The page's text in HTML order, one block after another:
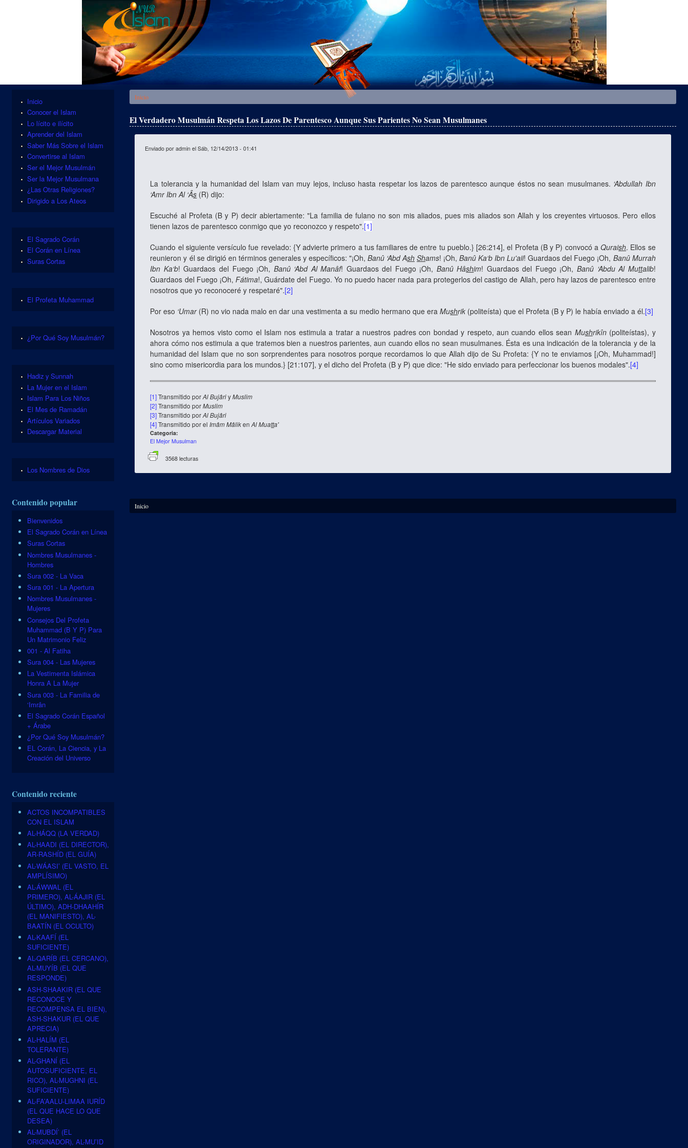
Se encuentra usted aquí
Inicio
El Verdadero Musulmán Respeta Los Lazos De Parentesco Aunque Sus Parientes No Sean Musulmanes
Enviado poradmin el Sáb, 12/14/2013 - 01:41
La tolerancia y la humanidad del Islam van muy lejos, incluso hasta respetar los lazos de parentesco aunque éstos no sean musulmanes. ‘Abdullah Ibn
‘Amr Ibn Al ‘Âs (R) dijo:
Escuché al Profeta (B y P) decir abiertamente: "La familia de fulano no son mis aliados, pues mis aliados son Allah y los creyentes virtuosos. Pero ellos
tienen lazos de parentesco conmigo que yo reconozco y respeto".[1]
Cuando el siguiente versículo fue revelado: {Y advierte primero a tus familiares de entre tu pueblo.} [26:214], el Profeta (B y P) convocó aQuraish. Ellos se
reunieron y él se dirigió en términos generales y específicos: "¡Oh, Banû ‘Abd Ash Shams! ¡Oh,Banû Ka‘b Ibn Lu'aii! Guardaos del Fuego ¡Oh, Banû Murrah
Ibn Ka‘b! Guardaos del Fuego ¡Oh, Banû ‘Abd Al Manâf! Guardaos del Fuego ¡Oh, Banû Hâshim! Guardaos del Fuego ¡Oh,Banû ‘Abdu Al Muttalib!
Guardaos del Fuego ¡Oh,Fátima!, Guárdate del Fuego. Yo no puedo hacer nada para protegerlos del castigo de Allah, pero hay lazos de parentesco entre
nosotros que yo reconoceré y respetaré".[2]
Por eso ‘Umar(R) no vio nada malo en dar una vestimenta a su medio hermano que eraMushrik (politeísta) que el Profeta (B y P) le había enviado a él.[3]
Nosotros ya hemos visto como el Islam nos estimula a tratar a nuestros padres con bondad y respeto, aun cuando ellos sean Mushrikîn(politeístas), y
ahora cómo nos estimula a que tratemos bien a nuestros parientes, aun cuando ellos no sean musulmanes. Ésta es una indicación de la tolerancia y de la
humanidad del Islam que no son sorprendentes para nosotros porque recordamos lo que Allah dijo de Su Profeta: {Y no te enviamos [¡Oh, Muhammad!]
sino como misericordia para los mundos.} [21:107], y el dicho del Profeta (B y P) que dice: "He sido enviado para perfeccionar los buenos modales".[4]
[1]Transmitido porAl BujâriyMuslim
[2]Transmitido porMuslim
[3]Transmitido porAl Bujâri
[4]Transmitido por el Imâm MâlikenAl Muatta'
Categoria:
El Mejor Musulman
3568 lecturas
Se encuentra usted aquí
Inicio
Inicio
Conocer el Islam
Lo lícito e ilícito
Aprender del Islam
Saber Más Sobre el Islam
Convertirse al Islam
Ser el Mejor Musulmán
Ser la Mejor Musulmana
¿Las Otras Religiones?
Dirigido a Los Ateos
El Sagrado Corán
El Corán en Línea
Suras Cortas
El Profeta Muhammad
¿Por Qué Soy Musulmán?
Hadiz y Sunnah
La Mujer en el Islam
Islam Para Los Niños
El Mes de Ramadán
Artículos Variados
Descargar Material
Los Nombres de Dios
Contenido popular
Bienvenidos
El Sagrado Corán en Línea
Suras Cortas
Nombres Musulmanes -
Hombres
Sura 002 - La Vaca
Sura 001 - La Apertura
Nombres Musulmanes -
Mujeres
Consejos Del Profeta
Muhammad (B Y P) Para
Un Matrimonio Feliz
001 - Al Fatiha
Sura 004 - Las Mujeres
La Vestimenta Islámica
Honra A La Mujer
Sura 003 - La Familia de
‘Imrân
El Sagrado Corán Español
+ Árabe
¿Por Qué Soy Musulmán?
EL Corán, La Ciencia, y La
Creación del Universo
Contenido reciente
ACTOS INCOMPATIBLES
CON EL ISLAM
AL-HÁQQ (LA VERDAD)
AL-HAADI (EL DIRECTOR),
AR-RASHÍD (EL GUÍA)
AL-WÁASI’ (EL VASTO, EL
AMPLÍSIMO)
AL-ÁWWAL (EL
PRIMERO), AL-ÁAJIR (EL
ÚLTIMO), ADH-DHAAHÍR
(EL MANIFIESTO), AL-
BAATÍN (EL OCULTO)
AL-KAAFÍ (EL
SUFICIENTE)
AL-QARÍB (EL CERCANO),
AL-MUYÍB (EL QUE
RESPONDE)
ASH-SHAAKIR (EL QUE
RECONOCE Y
RECOMPENSA EL BIEN),
ASH-SHAKUR (EL QUE
APRECIA)
AL-HALÍM (EL
TOLERANTE)
AL-GHANÍ (EL
AUTOSUFICIENTE, EL
RICO), AL-MUGHNI (EL
SUFICIENTE)
AL-FA’AALU-LIMAA IURÍD
(EL QUE HACE LO QUE
DESEA)
AL-MUBDÍ’ (EL
ORIGINADOR), AL-MU’ID